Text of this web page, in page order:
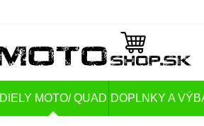
DIELY MOTO/ QUAD DOPLNKY A